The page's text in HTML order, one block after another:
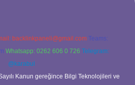
backlinkpaneli@gmail.com Teams:
Whatsapp: 0262 606 0 726 Telegram:
@karabul
Kanun gereğince Bilgi Teknolojileri ve